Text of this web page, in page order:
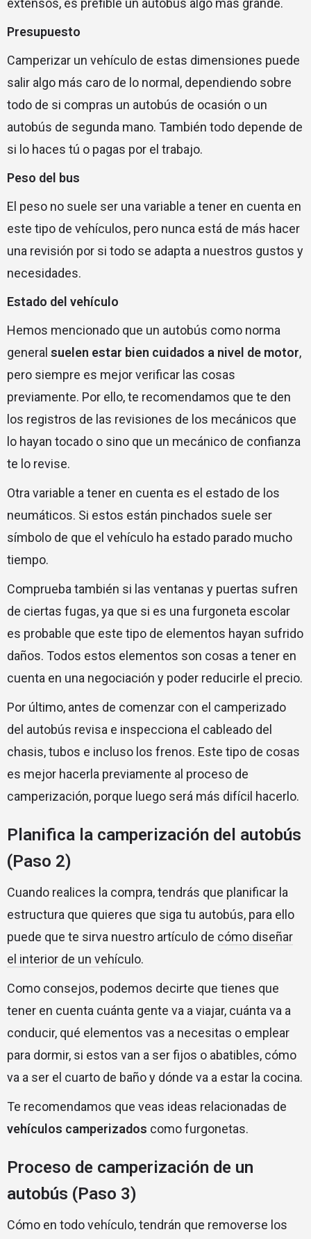
extensos, es prefible un autobús algo más grande.
Presupuesto
Camperizar un vehículo de estas dimensiones puede
salir algo más caro de lo normal, dependiendo sobre
todo de si compras un autobús de ocasión o un
autobús de segunda mano. También todo depende de
si lo haces tú o pagas por el trabajo.
Peso del bus
El peso no suele ser una variable a tener en cuenta en
este tipo de vehículos, pero nunca está de más hacer
una revisión por si todo se adapta a nuestros gustos y
necesidades.
Estado del vehículo
Hemos mencionado que un autobús como norma
general suelen estar bien cuidados a nivel de motor,
pero siempre es mejor verificar las cosas
previamente. Por ello, te recomendamos que te den
los registros de las revisiones de los mecánicos que
lo hayan tocado o sino que un mecánico de confianza
te lo revise.
Otra variable a tener en cuenta es el estado de los
neumáticos. Si estos están pinchados suele ser
símbolo de que el vehículo ha estado parado mucho
tiempo.
Comprueba también si las ventanas y puertas sufren
de ciertas fugas, ya que si es una furgoneta escolar
es probable que este tipo de elementos hayan sufrido
daños. Todos estos elementos son cosas a tener en
cuenta en una negociación y poder reducirle el precio.
Por último, antes de comenzar con el camperizado
del autobús revisa e inspecciona el cableado del
chasis, tubos e incluso los frenos. Este tipo de cosas
es mejor hacerla previamente al proceso de
camperización, porque luego será más difícil hacerlo.
Planifica la camperización del autobús
(Paso 2)
Cuando realices la compra, tendrás que planificar la
estructura que quieres que siga tu autobús, para ello
puede que te sirva nuestro artículo de cómo diseñar
el interior de un vehículo.
Como consejos, podemos decirte que tienes que
tener en cuenta cuánta gente va a viajar, cuánta va a
conducir, qué elementos vas a necesitas o emplear
para dormir, si estos van a ser fijos o abatibles, cómo
va a ser el cuarto de baño y dónde va a estar la cocina.
Te recomendamos que veas ideas relacionadas de
vehículos camperizados como furgonetas.
Proceso de camperización de un
autobús (Paso 3)
Cómo en todo vehículo, tendrán que removerse los